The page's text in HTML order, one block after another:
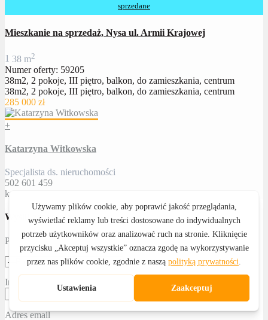
sprzedane
Mieszkanie na sprzedaż, Nysa ul. Armii Krajowej
1 38 m2
Numer oferty: 59205
38m2, 2 pokoje, III piętro, balkon, do zamieszkania, centrum
38m2, 2 pokoje, III piętro, balkon, do zamieszkania, centrum
285 000 zł
+
Katarzyna Witkowska
Specjalista ds. nieruchomości
502 601 459
kwitkowska@royalhome24.pl
Wyślij zapytanie
Proszę określić temat
Imię i nazwisko
Adres email